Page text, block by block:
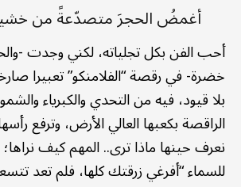
أغمضُ الحجرَ متصدّعةً من
أحب الفن بكل تجلياته، لكني وجدت -
خضرة- في رقصة “الفلامنكو” تعبيرا
بلا قيود، فيه من التحدي والكبرياء
الراقصة بكعبها العالي الأرض، وترفع
نعرف حينها ماذا ترى.. المهم كيف نراها؛
للسماء “أفرغي زرقتك كلها، فلم تعد